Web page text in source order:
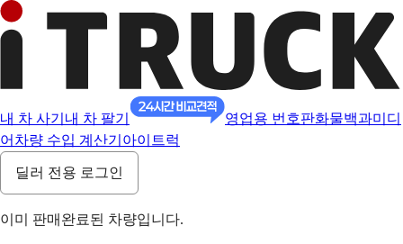
내 차 사기 내 차 팔기 영업용 번호판화물백과미디
어 차량 수입 계산기 아이트럭
딜러 전용 로그인
이미 판매완료된 차량입니다.